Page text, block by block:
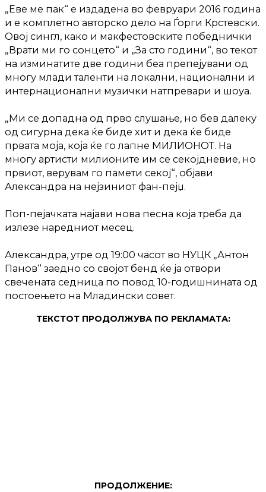
„Еве ме пак“ е издадена во февруари 2016 година
и е комплетно авторско дело на Ѓорги Крстевски.
Овој сингл, како и макфестовските победнички
„Врати ми го сонцето“ и „За сто години“, во текот
на изминатите две години беа препејувани од
многу млади таленти на локални, национални и
интернационални музички натпревари и шоуа.
„Ми се допадна од прво слушање, но бев далеку
од сигурна дека ќе биде хит и дека ќе биде
првата моја, која ќе го лапне МИЛИОНОТ. На
многу артисти милионите им се секојдневие, но
првиот, верувам го памети секој“, објави
Александра на нејзиниот фан-пејџ.
Поп-пејачката најави нова песна која треба да
излезе наредниот месец.
Александра, утре од 19:00 часот во НУЦК „Антон
Панов“ заедно со својот бенд ќе ја отвори
свечената седница по повод 10-годишнината од
постоењето на Младински совет.
ТЕКСТОТ ПРОДОЛЖУВА ПО РЕКЛАМАТА:
ПРОДОЛЖЕНИЕ: